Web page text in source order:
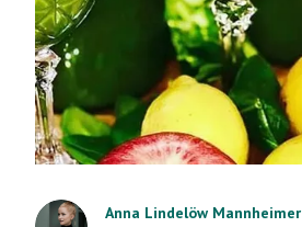
Anna Lindelöw Mannheimer